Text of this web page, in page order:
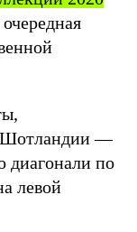
Шотландии —
диагонали по
левой